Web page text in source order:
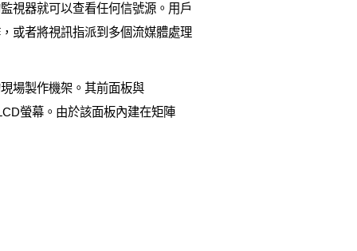
視器就可以查看任何信號源。用戶
或者將視訊指派到多個流媒體處理
場製作機架。其前面板與
螢幕。由於該面板內建在矩陣